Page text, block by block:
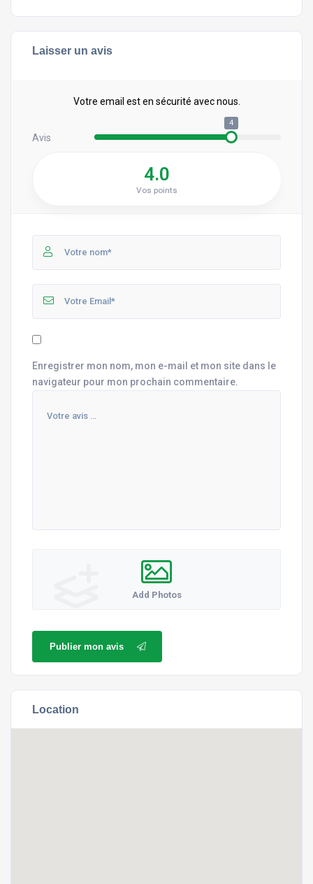
Laisser un avis
Votre email est en sécurité avec nous.
Avis
4
4.0
Vos points
Enregistrer mon nom, mon e-mail et mon site dans le
navigateur pour mon prochain commentaire.
Add Photos
Publier mon avis
Location